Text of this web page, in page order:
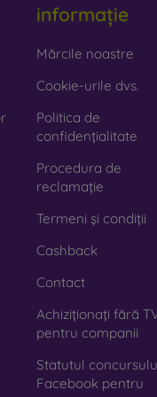
detalii interesante.
la huse.
este în prezent foarte
de huse interesante
informație
Mărcile noastre
Cookie-urile dvs.
Politica de
confidențialitate
Procedura de
reclamație
Termeni și condiții
Cashback
Contact
Achiziționați fără
pentru companii
Statutul
Facebook pentru